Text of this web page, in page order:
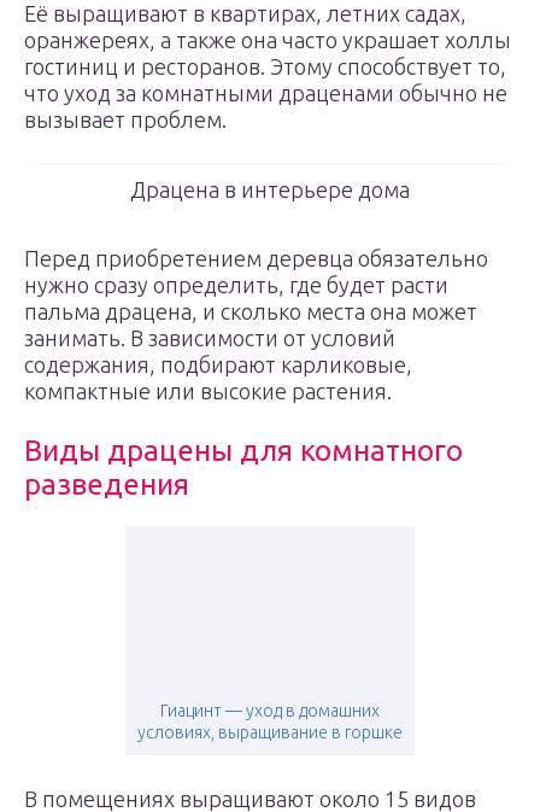
Её выращивают в квартирах, летних садах,
оранжереях, а также она часто украшает холлы
гостиниц и ресторанов. Этому способствует то,
что уход за комнатными драценами обычно не
вызывает проблем.
Драцена в интерьере дома
Перед приобретением деревца обязательно
нужно сразу определить, где будет расти
пальма драцена, и сколько места она может
занимать. В зависимости от условий
содержания, подбирают карликовые,
компактные или высокие растения.
Виды драцены для комнатного
разведения
Гиацинт — уход в домашних
условиях, выращивание в горшке
В помещениях выращивают около 15 видов